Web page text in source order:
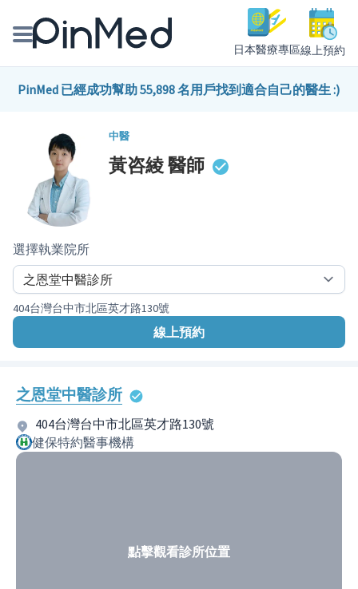
日本醫療專區線上預約
線上預約醫師、院所
健康主題館
PinMed 已經成功幫助 55,898 名用戶找到適合自己的醫生 :)
中醫
黃咨綾醫師
選擇執業院所
404台灣台中市北區英才路130號
線上預約
之恩堂中醫診所
404台灣台中市北區英才路130號
健保特約醫事機構
點擊觀看診所位置